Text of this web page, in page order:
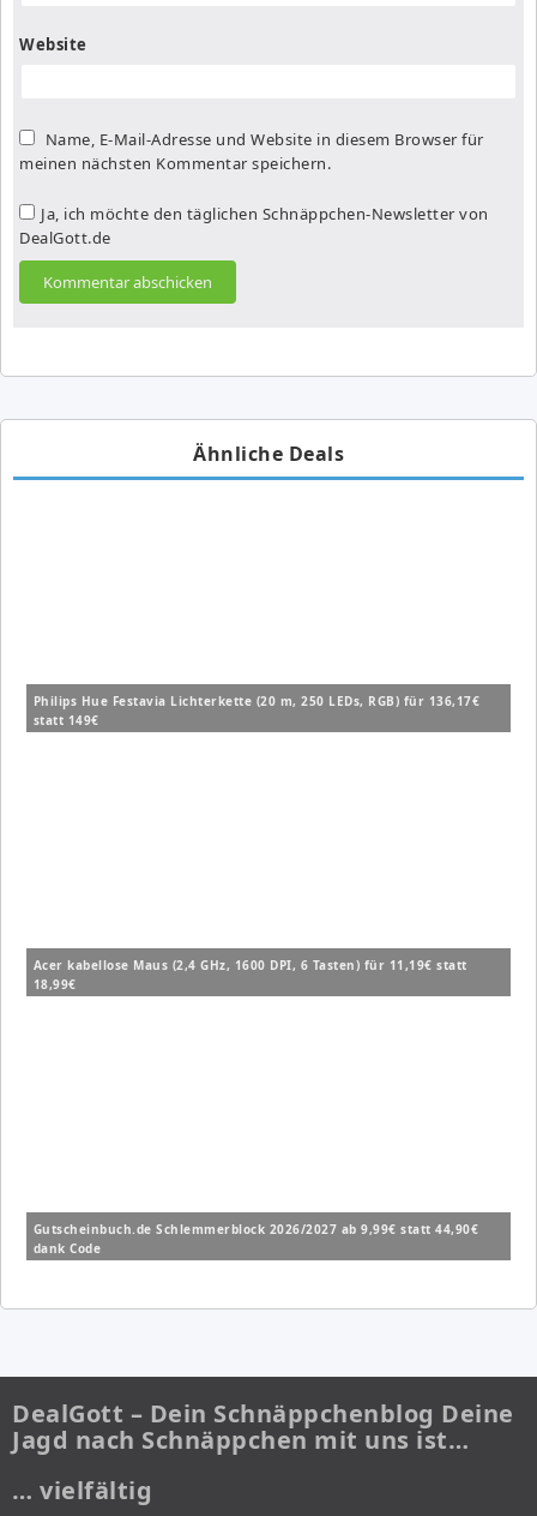
Website
Name, E-Mail-Adresse und Website in diesem Browser für
meinen nächsten Kommentar speichern.
Ja, ich möchte den täglichen Schnäppchen-Newsletter von
DealGott.de
Ähnliche Deals
Philips Hue Festavia Lichterkette (20 m, 250 LEDs, RGB) für 136,17€
statt 149€
Acer kabellose Maus (2,4 GHz, 1600 DPI, 6 Tasten) für 11,19€ statt
18,99€
Gutscheinbuch.de Schlemmerblock 2026/2027 ab 9,99€ statt 44,90€
dank Code
DealGott – Dein Schnäppchenblog Deine
Jagd nach Schnäppchen mit uns ist…
… vielfältig